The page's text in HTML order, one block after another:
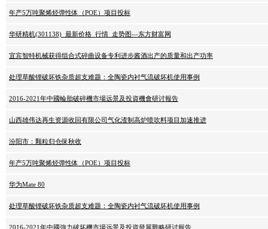
年产5万吨聚烯烃弹性体（POE）项目投标
华研精机(301138)_最新价格_行情_走势图—东方财富网
宜宾智特机械获得组合式碎曲设备专利进步酱酒出产的质量和出产功率
处理草酸锂破坏铁杂质超支难题：全陶瓷内衬气流破坏机使用事例
2016-2021年中國輪胎破碎機市場远景及投資機會研讨報告
山西雄伟达再生资源收回有限公司气化渣制高炉喷吹料项目加速推进
汾阳市：颗粒归仓保秋收
年产5万吨聚烯烃弹性体（POE）项目投标
华为Mate 80
处理草酸锂破坏铁杂质超支难题：全陶瓷内衬气流破坏机使用事例
2016-2021年中國強力破坏機市場远景及投資發展戰略研讨報告